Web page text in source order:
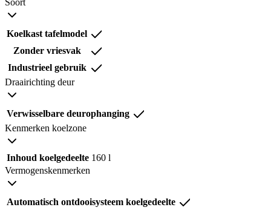
Soort
Koelkast tafelmodel
Zonder vriesvak
Industrieel gebruik
Draairichting deur
Verwisselbare deurophanging
Kenmerken koelzone
Inhoud koelgedeelte 160 l
Vermogenskenmerken
Automatisch ontdooisysteem koelgedeelte